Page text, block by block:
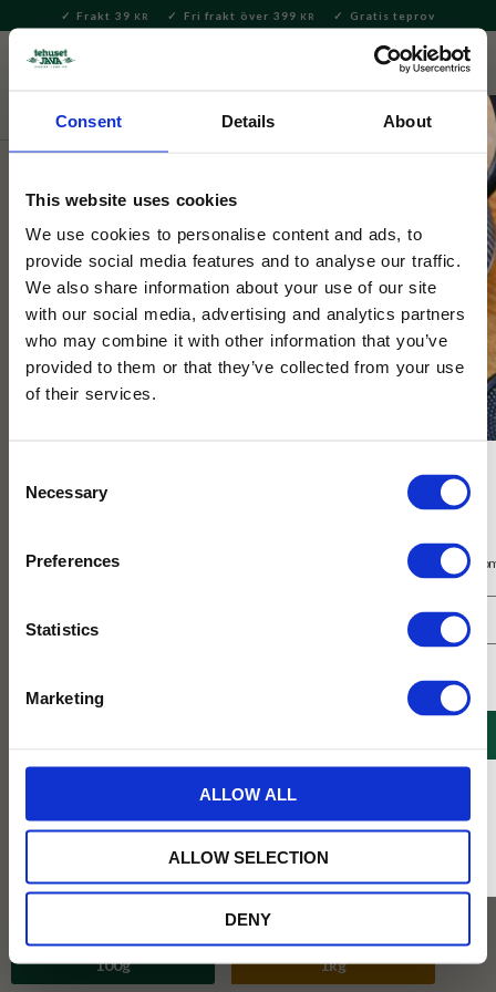
Consent Details About
This website uses cookies
We use cookies to personalise content and ads, to
provide social media features and to analyse our traffic.
We also share information about your use of our site
with our social media, advertising and analytics partners
who may combine it with other information that you’ve
provided to them or that they’ve collected from your use
of their services.
Selection
Necessary
Preferences
Statistics
Marketing
ALLOW ALL
ALLOW SELECTION
DENY
Meny
Frakt 39 KR Fri frakt över 399 KR Gratis teprov
Te Löste Oolong
Tehuset Java
Formosa Jade Oolong
3 Betyg
Halvoxiderat te (ca 10-15%) med mjuka, söta toner. Hela blad
som rullats till små kulor som vecklar ut sig i koppen, så tesil
behövs inte!
100g
1kg
Få 10% rabatt på ditt första köp på nätet och ta del av erbjudanden året
* Rabatten gäller endast online på Tehusetjava.se. Rabatten fungerar endast på